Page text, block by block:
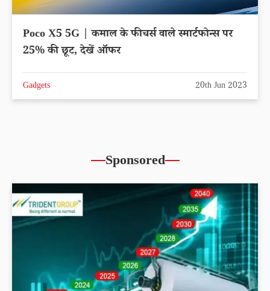
Poco X5 5G | कमाल के फीचर्स वाले स्मार्टफोन्स पर
25% की छूट, देखें ऑफर
Gadgets 20th Jun 2023
Sponsored